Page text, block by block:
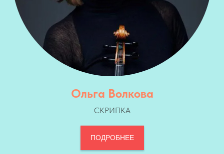
Ольга Волкова
СКРИПКА
ПОДРОБНЕЕ